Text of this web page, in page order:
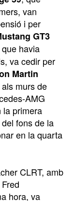
van
i per
GT3
havia
va cedir per
Martin
murs de
AMG
la primera
fons de la
en la quarta
CLRT, amb
hora, va